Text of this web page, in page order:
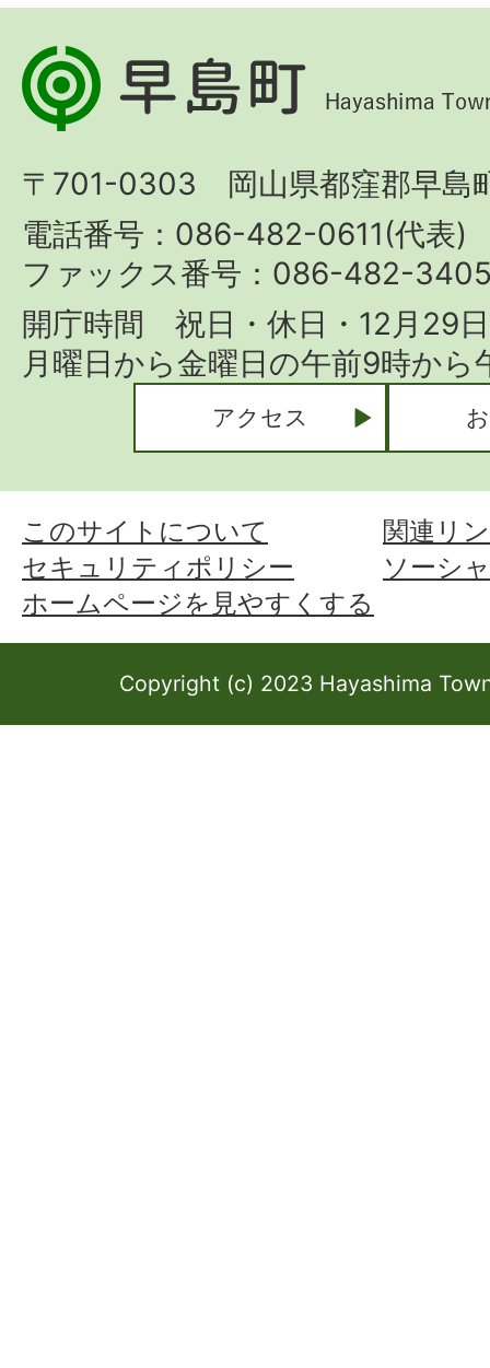
早
島
Hayashima
Town
〒701-0303 岡山県都窪郡早島
電話番号：086-482-0611(代表)
ファックス番号：086-482-
開庁時間 祝日・休日・12月29
月曜日から金曜日の午前9時か
アクセス
このサイトについて
関連リ
セキュリティポリシー
ソーシ
ホームページを見やすくする
Copyright (c) 2023 Hayashima